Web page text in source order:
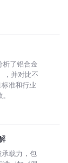
析了铝合金
，并对比不
标准和行业
承载力，包